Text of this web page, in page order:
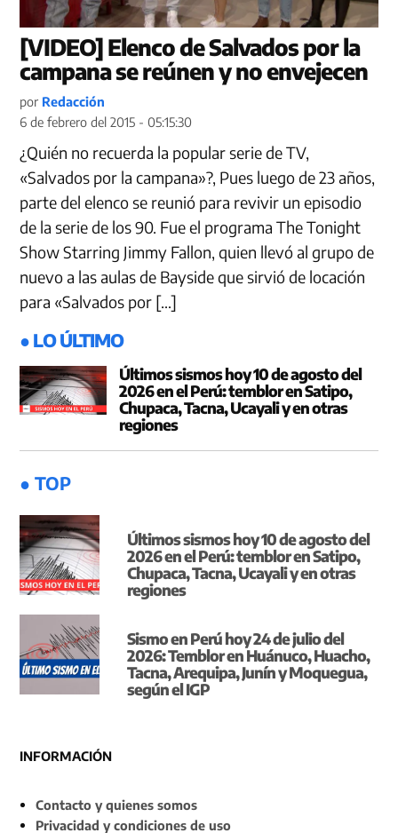
[VIDEO] Elenco de Salvados por la
campana se reúnen y no envejecen
por Redacción
6 de febrero del 2015 - 05:15:30
¿Quién no recuerda la popular serie de TV,
«Salvados por la campana»?, Pues luego de 23 años,
parte del elenco se reunió para revivir un episodio
de la serie de los 90. Fue el programa The Tonight
Show Starring Jimmy Fallon , quien llevó al grupo de
nuevo a las aulas de Bayside que sirvió de locación
para «Salvados por […]
● LO ÚLTIMO
Últimos sismos hoy 10 de agosto del
2026 en el Perú: temblor en Satipo,
Chupaca, Tacna, Ucayali y en otras
regiones
● TOP
Últimos sismos hoy 10 de agosto del
2026 en el Perú: temblor en Satipo,
Chupaca, Tacna, Ucayali y en otras
regiones
Sismo en Perú hoy 24 de julio del
2026: Temblor en Huánuco, Huacho,
Tacna, Arequipa, Junín y Moquegua,
según el IGP
INFORMACIÓN
Contacto y quienes somos
Privacidad y condiciones de uso